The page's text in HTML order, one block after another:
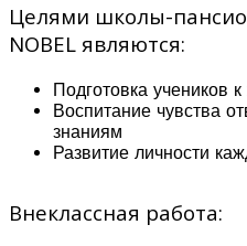
Целями школы-
NOBEL являются:
Подготовка учеников
Воспитание чувства
знаниям
Развитие личности
Внеклассная работа: